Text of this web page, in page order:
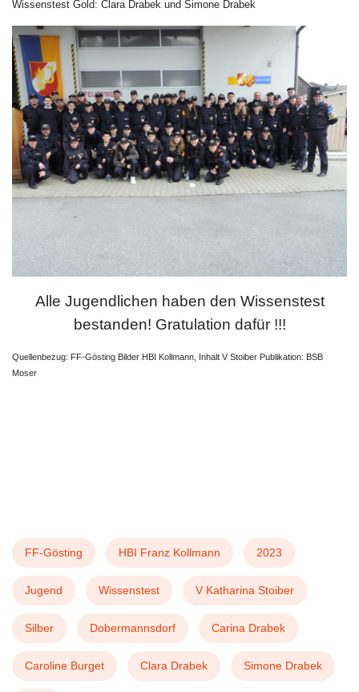
Wissenstest Gold: Clara Drabek und Simone Drabek
Alle Jugendlichen haben den Wissenstest
bestanden! Gratulation dafür !!!
Quellenbezug: FF-Gösting Bilder HBI Kollmann, Inhalt V Stoiber Publikation: BSB
Moser
FF-Gösting HBI Franz Kollmann 2023
Jugend Wissenstest V Katharina Stoiber
Silber Dobermannsdorf Carina Drabek
Caroline Burget Clara Drabek Simone Drabek